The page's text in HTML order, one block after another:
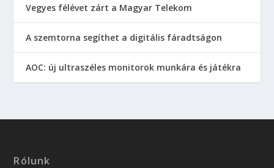
Vegyes félévet zárt a Magyar Telekom
A szemtorna segíthet a digitális fáradtságon
AOC: új ultraszéles monitorok munkára és játékra
Rólunk